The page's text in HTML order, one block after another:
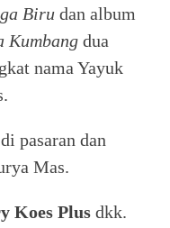
Biru dan album
Kumbang dua
nama Yayuk
pasaran dan
Mas.
Koes Plus dkk.